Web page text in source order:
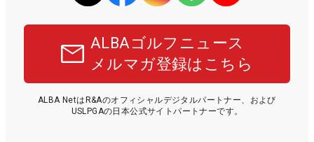
ALBAゴルフニュース
メルマガ登録はこちら
ALBA NetはR&Aのオフィシャルデジタルパートナー、および
USLPGAの日本公式サイトパートナーです。